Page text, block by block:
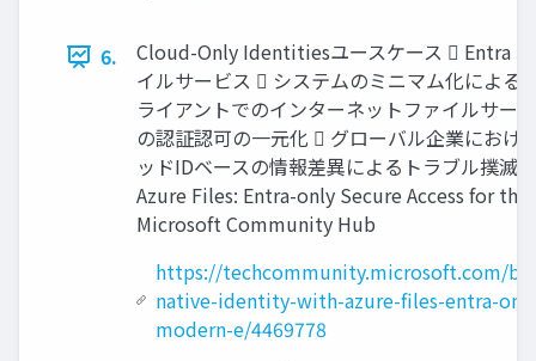
6.
Cloud-Only Identitiesユースケース  Entra
イルサービス  システムのミニマム化による
ライアントでのインターネットファイルサー
の認証認可の一元化  グローバル企業におけ
ッドIDベースの情報差異によるトラブル撲
Azure Files: Entra-only Secure Access for
Microsoft Community Hub
https://techcommunity.microsoft.com/
native-identity-with-azure-files-entra-
modern-e/4469778